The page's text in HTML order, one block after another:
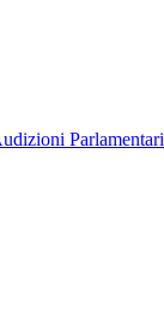
Parlamentari